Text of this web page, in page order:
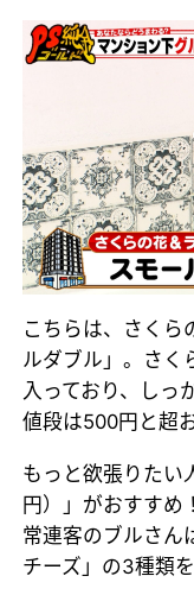
こちらは、さくら
ルダブル」。さく
入っており、しっ
値段は500円と超
もっと欲張りたい
円）」がおすすめ
常連客のブルさん
チーズ」の3種類